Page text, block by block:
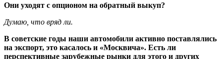
Они уходят с опционом на обратный выкуп?
Думаю, что вряд ли.
В советские годы наши автомобили активно поставлялись
на экспорт, это касалось и «Москвича». Есть ли
перспективные зарубежные рынки для этого и других